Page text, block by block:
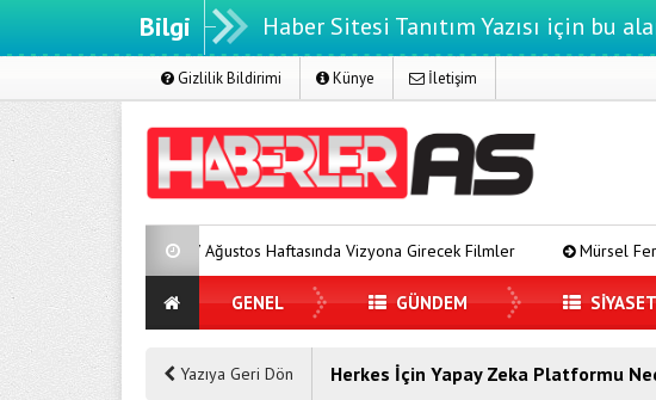
Bilgi Haber Sitesi Tanıtım Yazısı için bu
Gizlilik Bildirimi Künye İletişim
7 Ağustos Haftasında Vizyona Girecek Filmler Mürsel Ferhat
GENEL GÜNDEM SİYASET
Yazıya Geri Dön Herkes İçin Yapay Zeka Platformu